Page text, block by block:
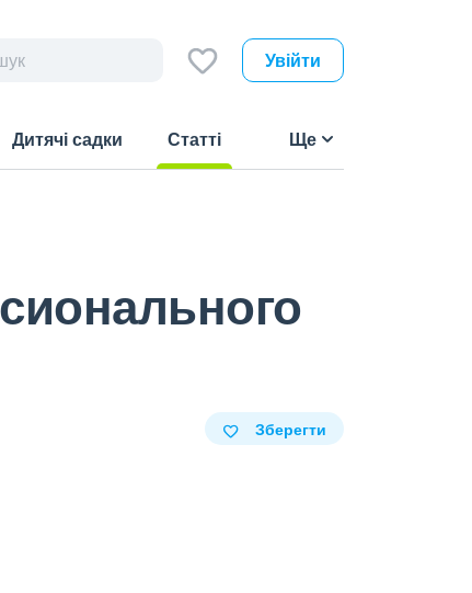
Увійти
Дитячі садки
Статті
Ще
Зберегти